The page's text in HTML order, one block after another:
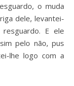
o muda
dele, levantei-
E ele
pelo não, pus
lhe logo com a